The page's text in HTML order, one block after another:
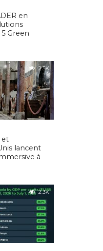
en
Green
2.5K
et
lancent
à
2.3K